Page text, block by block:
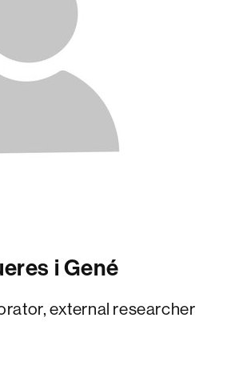
i Gené
external researcher